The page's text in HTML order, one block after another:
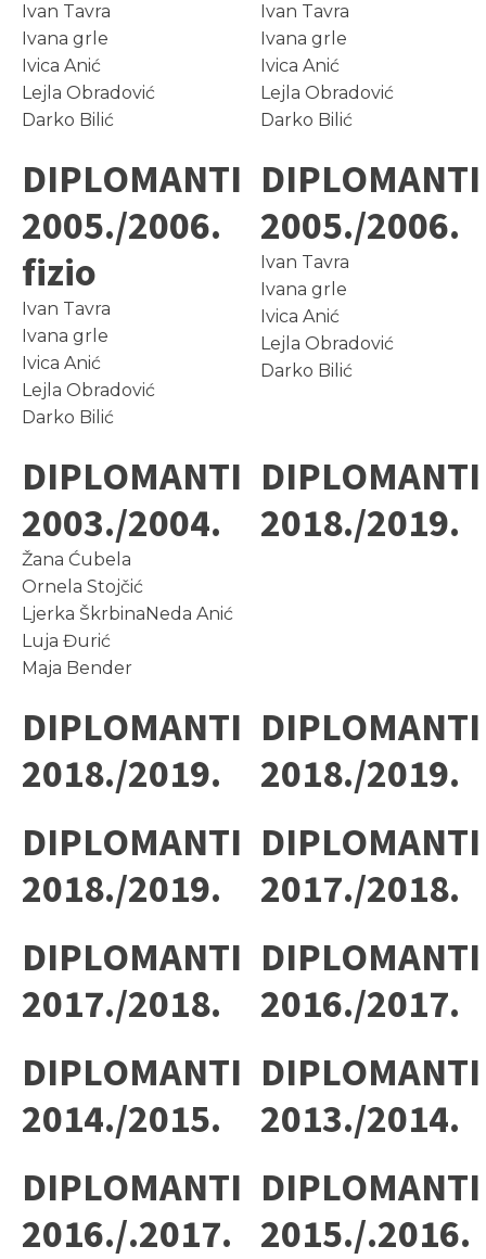
Ivan Tavra
Ivana grle
Ivica Anić
Lejla Obradović
Darko Bilić
Ivan Tavra
Ivana grle
Ivica Anić
Lejla Obradović
Darko Bilić
DIPLOMANTI
2005./2006.
fizio
Ivan Tavra
Ivana grle
Ivica Anić
Lejla Obradović
Darko Bilić
DIPLOMANTI
2005./2006.
Ivan Tavra
Ivana grle
Ivica Anić
Lejla Obradović
Darko Bilić
DIPLOMANTI
2003./2004.
Žana Ćubela
Ornela Stojčić
Ljerka ŠkrbinaNeda Anić
Luja Đurić
Maja Bender
DIPLOMANTI
2018./2019.
DIPLOMANTI
2018./2019.
DIPLOMANTI
2018./2019.
DIPLOMANTI
2018./2019.
DIPLOMANTI
2017./2018.
DIPLOMANTI
2017./2018.
DIPLOMANTI
2016./2017.
DIPLOMANTI
2014./2015.
DIPLOMANTI
2013./2014.
DIPLOMANTI
2016./.2017.
DIPLOMANTI
2015./.2016.